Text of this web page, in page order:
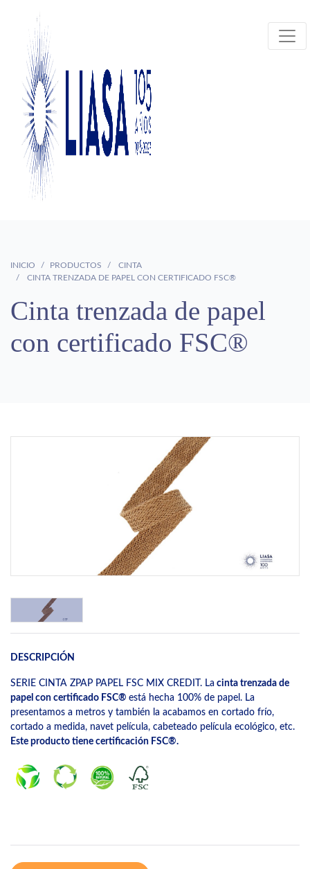
INICIO PRODUCTOS
CINTA
CINTA TRENZADA DE PAPEL CON CERTIFICADO FSC®
Cinta trenzada de papel
con certificado FSC®
DESCRIPCIÓN
SERIE CINTA ZPAP PAPEL FSC MIX CREDIT. La cinta trenzada de
papel con certificado FSC® está hecha 100% de papel. La
presentamos a metros y también la acabamos en cortado frío,
cortado a medida, navet película, cabeteado película ecológico, etc.
Este producto tiene certificación FSC®.